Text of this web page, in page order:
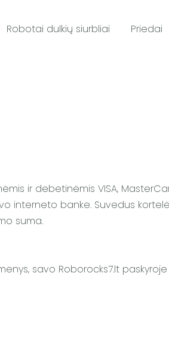
Robotai dulkių siurbliai Priedai
ir debetinėmis VISA,
interneto banke. Suvedus
suma.
savo Roborocks7.lt